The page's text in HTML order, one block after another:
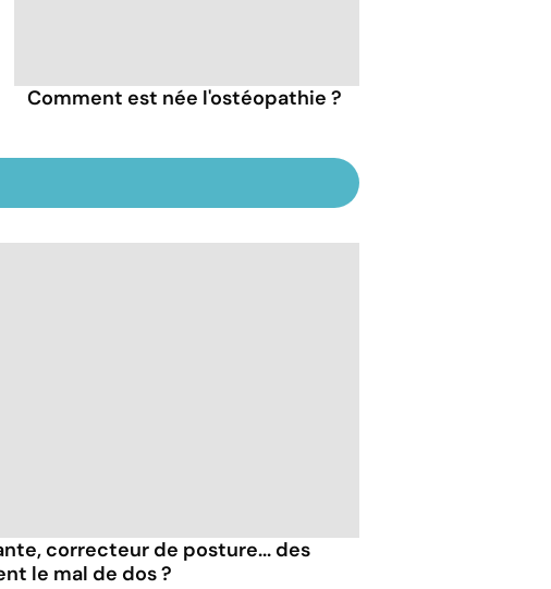
Comment est née l'ostéopathie ?
correcteur de posture... des
le mal de dos ?